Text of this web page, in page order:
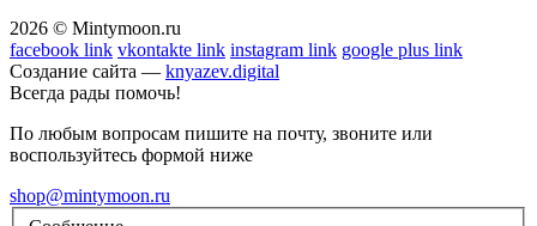
2026 © Mintymoon.ru
facebook link vkontakte link instagram link google plus link
Создание сайта — knyazev.digital
Всегда рады помочь!
По любым вопросам пишите на почту, звоните или
воспользуйтесь формой ниже
shop@mintymoon.ru